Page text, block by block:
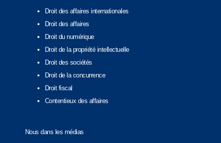
Droit des affaires internationales
Droit des affaires
Droit du numérique
Droit de la propriété intellectuelle
Droit des sociétés
Droit de la concurrence
Droit fiscal
Contentieux des affaires
Nous dans les médias